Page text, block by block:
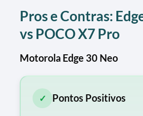
Pros e Contras:
vs POCO X7 Pro
Motorola Edge 30 Neo
✓ Pontos Positivos